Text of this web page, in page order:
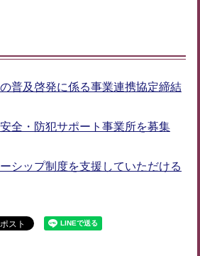
普及啓発に係る事業連携協定締結
全・防犯サポート事業所を募集
シップ制度を支援していただける